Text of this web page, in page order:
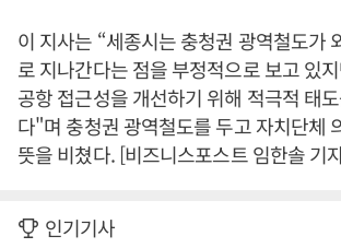
이 지사는 “세종시는 충청권 광역철도가
로 지나간다는 점을 부정적으로 보고 있
공항 접근성을 개선하기 위해 적극적 태
다"며 충청권 광역철도를 두고 자치단체
뜻을 비쳤다. [비즈니스포스트 임한솔 기
인기기사